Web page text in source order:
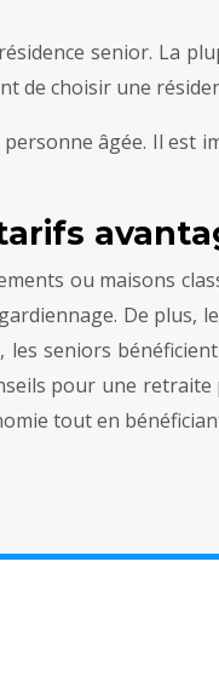
senior. La
de choisir une
âgée. Il
ou maisons
De
seniors
pour une
tout en